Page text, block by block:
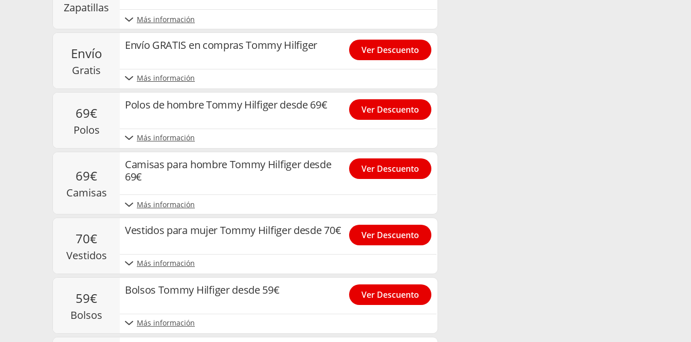
zapatillas
Más información
envío
gratis
Envío GRATIS en compras Tommy Hilfiger
Más información
Ver Descuento
69€
polos
Polos de hombre Tommy Hilfiger desde 69€
Más información
Ver Descuento
69€
camisas
Camisas para hombre Tommy Hilfiger desde
69€
Más información
Ver Descuento
70€
vestidos
Vestidos para mujer Tommy Hilfiger desde 70€
Más información
Ver Descuento
59€
bolsos
Bolsos Tommy Hilfiger desde 59€
Más información
Ver Descuento